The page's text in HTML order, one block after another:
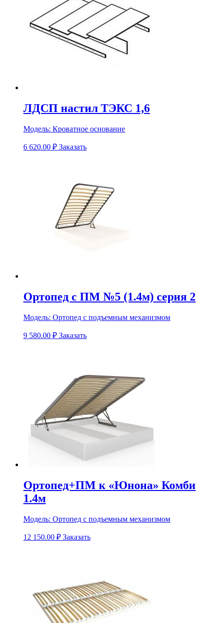
ЛДСП настил ТЭКС 1,6
Модель: Кроватное основание
6 620.00 ₽ Заказать
Ортопед с ПМ №5 (1.4м) серия 2
Модель: Ортопед с подъемным механизмом
9 580.00 ₽ Заказать
Ортопед+ПМ к «Юнона» Комби
1.4м
Модель: Ортопед с подъемным механизмом
12 150.00 ₽ Заказать